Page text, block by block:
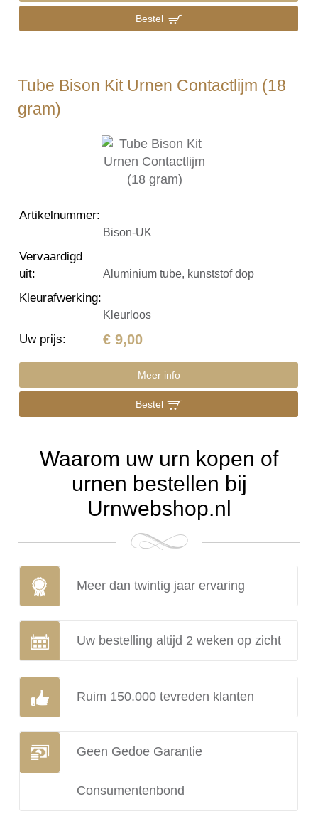
Bestel
Tube Bison Kit Urnen Contactlijm (18
gram)
Artikelnummer:
Bison-UK
Vervaardigd
uit: Aluminium tube, kunststof dop
Kleurafwerking:
Kleurloos
Uw prijs: € 9,00
Meer info
Bestel
Waarom uw urn kopen of
urnen bestellen bij
Urnwebshop.nl
Meer dan twintig jaar ervaring
Uw bestelling altijd 2 weken op zicht
Ruim 150.000 tevreden klanten
Geen Gedoe Garantie
Consumentenbond